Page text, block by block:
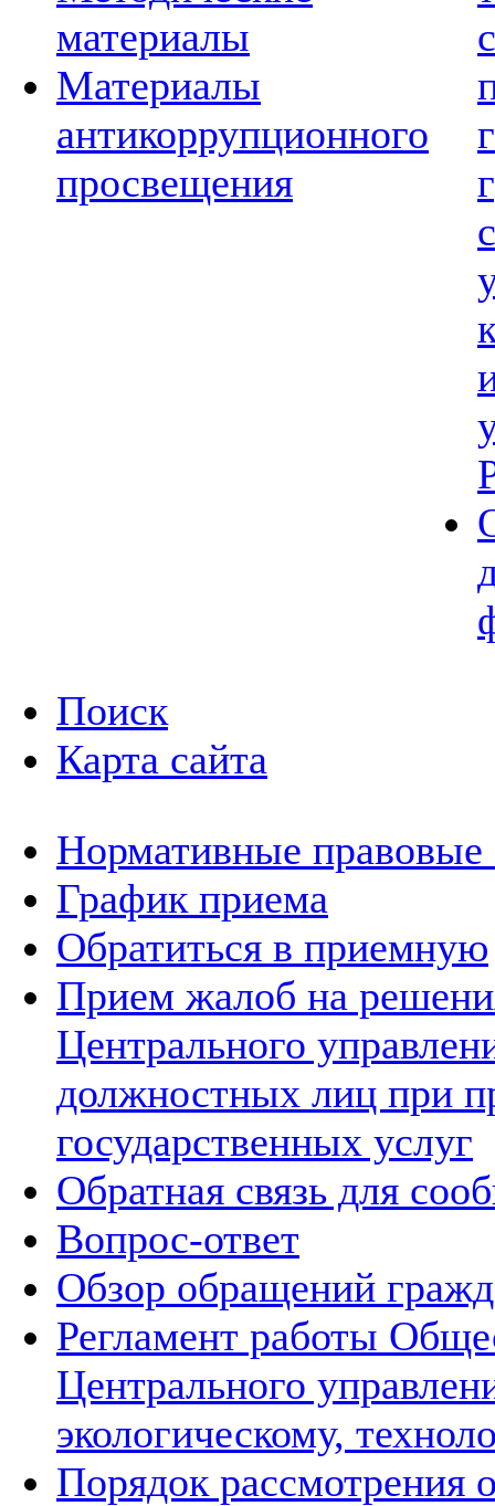
материалы
Материалы
антикоррупционного
просвещения
Поиск
Карта сайта
Нормативные правовые
График приема
Обратиться в приемную
Прием жалоб на
Центрального
должностных лиц при
государственных услуг
Обратная связь для
Вопрос-ответ
Обзор обращений
Регламент работы
Центрального
экологическому,
Порядок рассмотрения